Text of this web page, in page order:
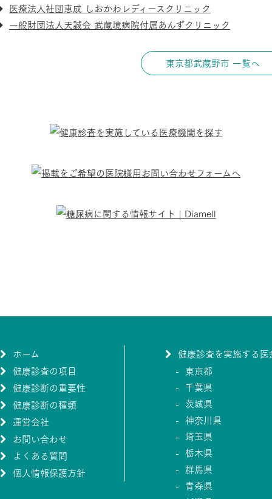
医療法人社団恵成 しおかわレディースクリニック
一般財団法人天誠会 武蔵境病院付属あんずクリニック
東京都武蔵野市 一覧へ
ホーム
健康診査の項目
健康診断の重要性
健康診断の種類
運営会社
お問い合わせ
よくある質問
個人情報保護方針
健康診査を実施する医
東京都
千葉県
茨城県
神奈川県
埼玉県
栃木県
群馬県
青森県